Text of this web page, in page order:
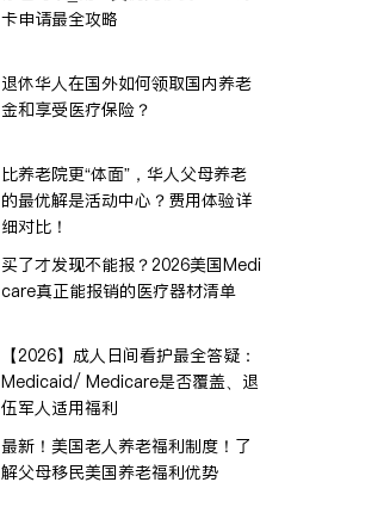
卡申请最全攻略
退休华人在国外如何领取国内养老
金和享受医疗保险？
比养老院更“体面”，华人父母养老
的最优解是活动中心？费用体验详
细对比！
买了才发现不能报？2026美国Medi
care真正能报销的医疗器材清单
【2026】成人日间看护最全答疑：
Medicaid/ Medicare是否覆盖、退
伍军人适用福利
最新！美国老人养老福利制度！了
解父母移民美国养老福利优势